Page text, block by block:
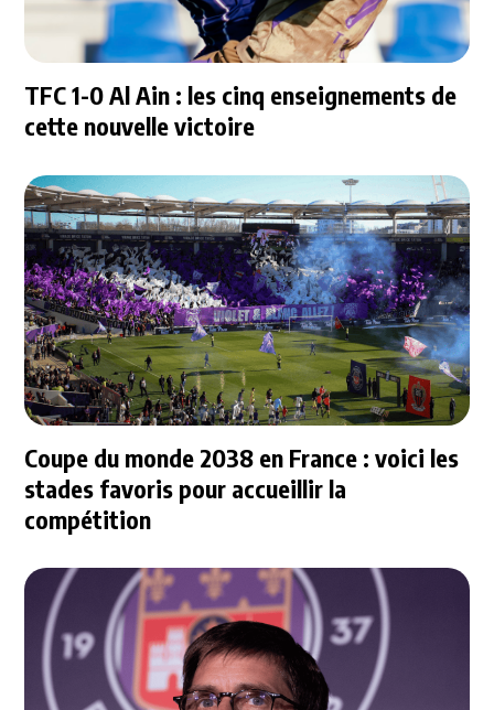
TFC 1-0 Al Ain : les cinq enseignements de
cette nouvelle victoire
Coupe du monde 2038 en France : voici les
stades favoris pour accueillir la
compétition